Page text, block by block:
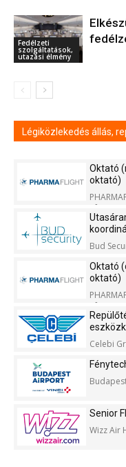
Fedélzeti
szolgáltatások,
utazási élmény
Légiközlekedés állás,
Oktató
oktató)
Kft.
Bud
Oktató
oktató)
Kft.
Celebi
Senior
Wizz Air